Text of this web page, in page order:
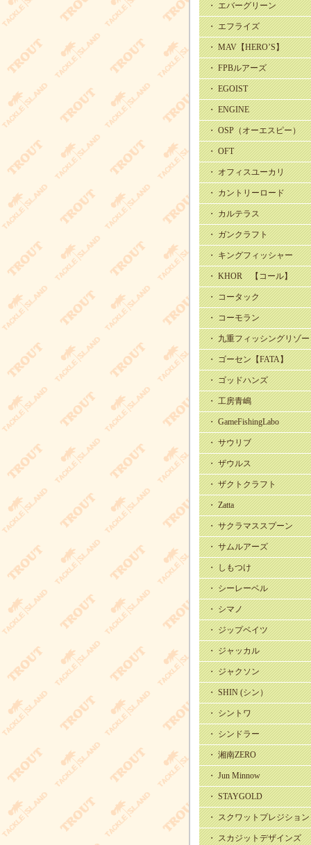
・ エバーグリーン
・ エフライズ
・ MAV【HERO’S】
・ FPBルアーズ
・ EGOIST
・ ENGINE
・ OSP（オーエスピー）
・ OFT
・ オフィスユーカリ
・ カントリーロード
・ カルテラス
・ ガンクラフト
・ キングフィッシャー
・ KHOR 【コール】
・ コータック
・ コーモラン
・ 九重フィッシングリゾ
・ ゴーセン【FATA】
・ ゴッドハンズ
・ 工房青嶋
・ GameFishingLabo
・ サウリブ
・ ザウルス
・ ザクトクラフト
・ Zatta
・ サクラマススプーン
・ サムルアーズ
・ しもつけ
・ シーレーベル
・ シマノ
・ ジップベイツ
・ ジャッカル
・ ジャクソン
・ SHIN (シン）
・ シントワ
・ シンドラー
・ 湘南ZERO
・ Jun Minnow
・ STAYGOLD
・ スクワットプレジション
・ スカジットデザインズ